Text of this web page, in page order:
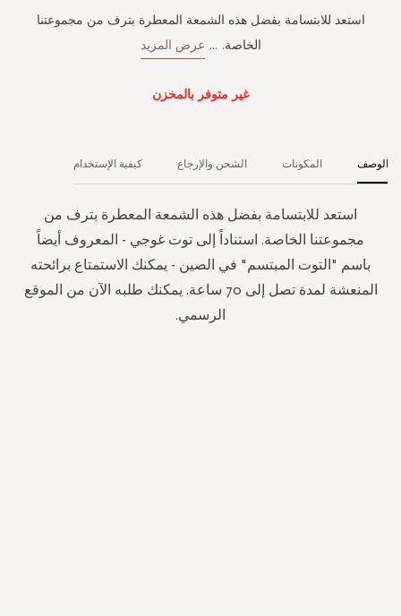
استعد للابتسامة بفضل هذه الشمعة المعطرة بترف من مجموعتنا
الخاصة. ... عرض المزيد
غير متوفر بالمخزن
الوصف
استعد للابتسامة بفضل هذه الشمعة المعطرة بترف من
مجموعتنا الخاصة. استناداً إلى توت غوجي - المعروف أيضاً
باسم "التوت المبتسم" في الصين - يمكنك الاستمتاع برائحته
المنعشة لمدة تصل إلى 70 ساعة. يمكنك طلبه الآن من الموقع
الرسمي.
المكونات الشحن والإرجاع كيفية الإستخدام